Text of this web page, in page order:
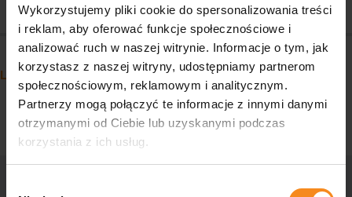
Wykorzystujemy pliki cookie do spersonalizowania treści
i reklam, aby oferować funkcje społecznościowe i
analizować ruch w naszej witrynie. Informacje o tym, jak
korzystasz z naszej witryny, udostępniamy partnerom
społecznościowym, reklamowym i analitycznym.
Partnerzy mogą połączyć te informacje z innymi danymi
otrzymanymi od Ciebie lub uzyskanymi podczas
korzystania z ich usług.
Nawigacja po artykułach
Stanowisko paletyzacji płyt budowlanych
Linia paletyzacji